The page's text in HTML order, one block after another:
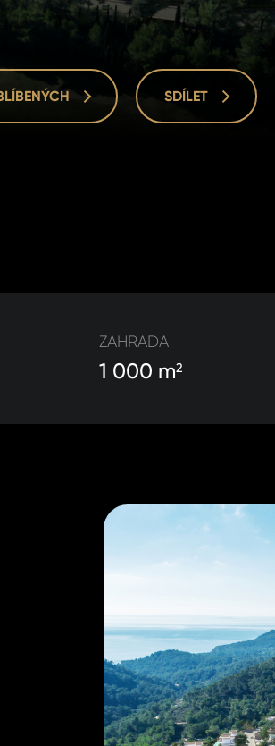
SDÍLET
ZAHRADA
1 000 m2